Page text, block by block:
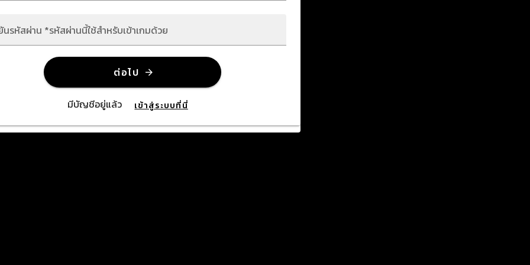
รหัสผ่าน *รหัสผ่านนี้ใช้สำหรับเข้าเกมด้วย
ต่อไป
มีบัญชีอยู่แล้ว เข้าสู่ระบบที่นี่